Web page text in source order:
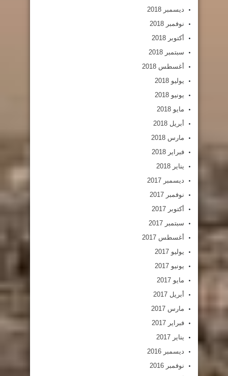
ديسمبر 2018
نوفمبر 2018
أكتوبر 2018
سبتمبر 2018
أغسطس 2018
يوليو 2018
يونيو 2018
مايو 2018
أبريل 2018
مارس 2018
فبراير 2018
يناير 2018
ديسمبر 2017
نوفمبر 2017
أكتوبر 2017
سبتمبر 2017
أغسطس 2017
يوليو 2017
يونيو 2017
مايو 2017
أبريل 2017
مارس 2017
فبراير 2017
يناير 2017
ديسمبر 2016
نوفمبر 2016